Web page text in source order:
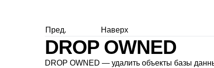
Пред.
Наверх
DROP OWNED
DROP OWNED — удалить объекты базы